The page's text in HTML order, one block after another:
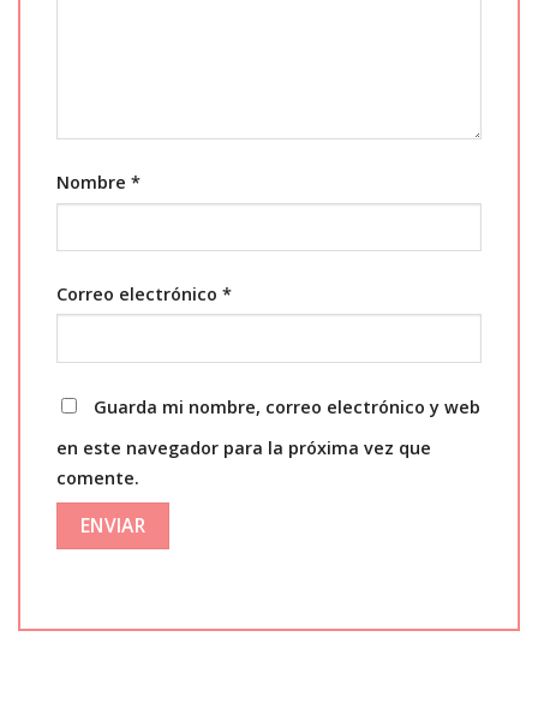
Nombre *
Correo electrónico *
Guarda mi nombre, correo electrónico y web
en este navegador para la próxima vez que
comente.